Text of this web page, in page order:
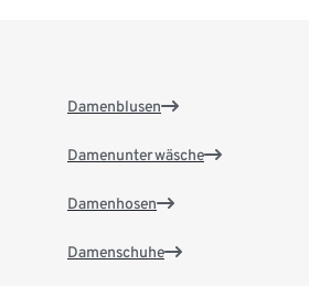
Damenblusen
Damenunterwäsche
Damenhosen
Damenschuhe